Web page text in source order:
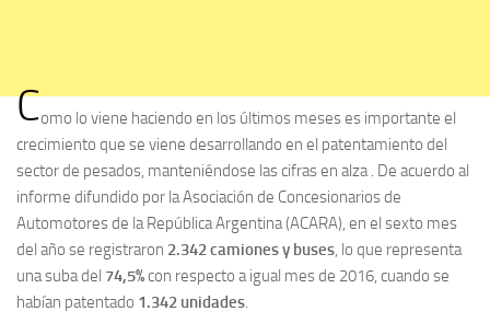
Como lo viene haciendo en los últimos meses es importante el
crecimiento que se viene desarrollando en el patentamiento del
sector de pesados, manteniéndose las cifras en alza . De acuerdo al
informe difundido por la Asociación de Concesionarios de
Automotores de la República Argentina (ACARA), en el sexto mes
del año se registraron 2.342 camiones y buses, lo que representa
una suba del 74,5%con respecto a igual mes de 2016, cuando se
habían patentado 1.342 unidades.